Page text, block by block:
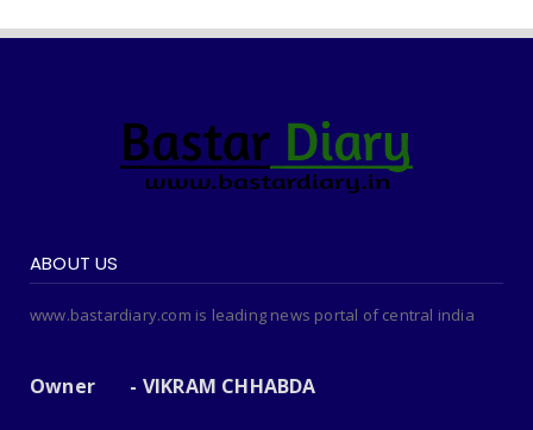
ABOUT US
www.bastardiary.com is leading news portal of central india
Owner - VIKRAM CHHABDA